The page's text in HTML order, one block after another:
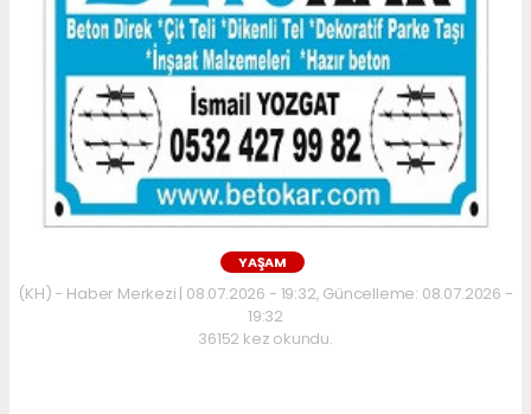
YAŞAM
(KH) - Haber Merkezi | 08.07.2026 - 19:32, Güncelleme: 08.07.2026 -
19:32
36152 kez okundu.